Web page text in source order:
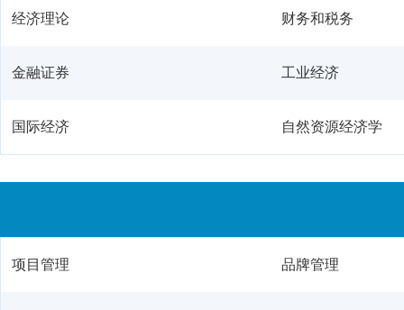
经济理论 财务和税务
金融证券 工业经济
国际经济 自然资源经济学
项目管理 品牌管理